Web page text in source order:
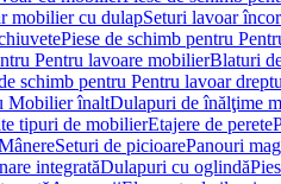
mobilier cu dulapSeturi lavoar
Piese de schimb pentru
Pentru lavoare mobilierBlaturi
schimb pentru Pentru lavoar
Mobilier înaltDulapuri de înălţime
tipuri de mobilierEtajere de perete
Seturi de picioarePanouri
integratăDulapuri cu oglindă